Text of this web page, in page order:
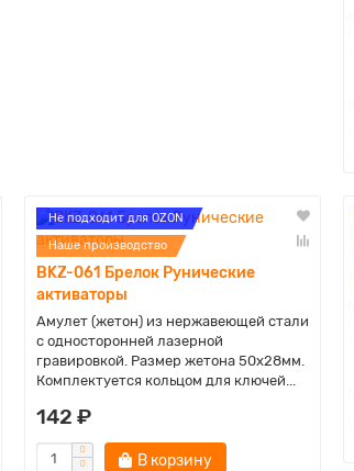
Не подходит для OZON
Наше производство
BKZ-061 Брелок Рунические
активаторы
Амулет (жетон) из нержавеющей стали
с односторонней лазерной
гравировкой. Размер жетона 50х28мм.
Комплектуется кольцом для ключей...
142 ₽
В корзину